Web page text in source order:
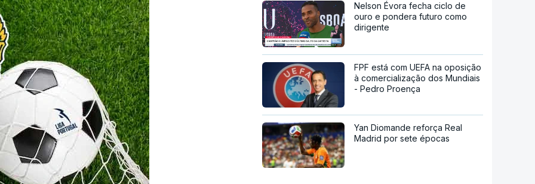
Nelson Évora fecha ciclo de
ouro e pondera futuro como
dirigente
FPF está com UEFA na oposição
à comercialização dos Mundiais
- Pedro Proença
Yan Diomande reforça Real
Madrid por sete épocas